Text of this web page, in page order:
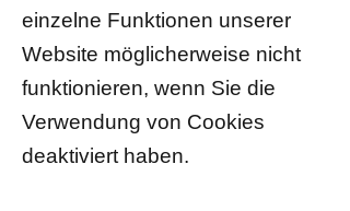
einzelne Funktionen unserer
Website möglicherweise nicht
funktionieren, wenn Sie die
Verwendung von Cookies
deaktiviert haben.